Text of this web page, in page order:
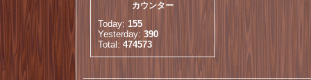
カウンター
Today: 155
Yesterday: 390
Total: 474573